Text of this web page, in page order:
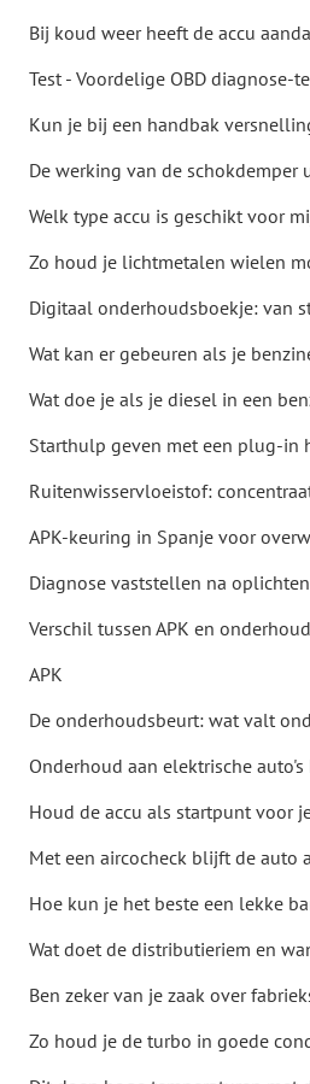
Bij koud weer heeft de accu
Test - Voordelige OBD diagnose-
Kun je bij een handbak
De werking van de schokdemper
Welk type accu is geschikt voor
Zo houd je lichtmetalen wielen
Digitaal onderhoudsboekje: van
Wat kan er gebeuren als je
Wat doe je als je diesel in een
Starthulp geven met een plug-in
Ruitenwisservloeistof:
APK-keuring in Spanje voor
Diagnose vaststellen na
Verschil tussen APK en
APK
De onderhoudsbeurt: wat valt
Onderhoud aan elektrische
Houd de accu als startpunt voor
Met een aircocheck blijft de auto
Hoe kun je het beste een lekke
Wat doet de distributieriem en
Ben zeker van je zaak over
Zo houd je de turbo in goede